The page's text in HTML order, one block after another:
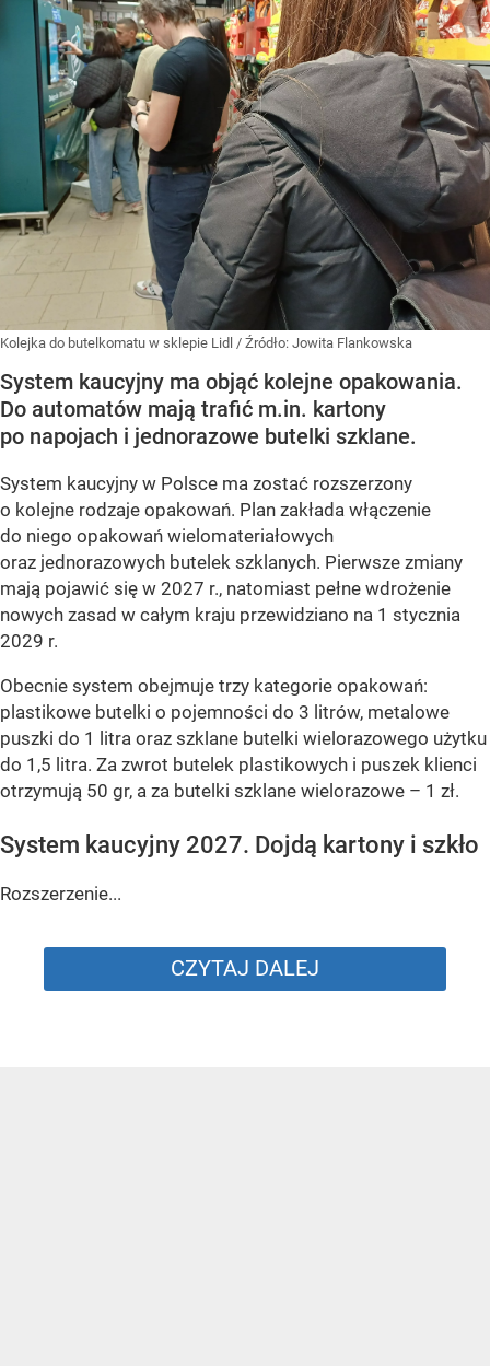
Kolejka do butelkomatu w sklepie Lidl / Źródło: Jowita Flankowska
System kaucyjny ma objąć kolejne opakowania.
Do automatów mają trafić m.in. kartony
po napojach i jednorazowe butelki szklane.
System kaucyjny w Polsce ma zostać rozszerzony
o kolejne rodzaje opakowań. Plan zakłada włączenie
do niego opakowań wielomateriałowych
oraz jednorazowych butelek szklanych. Pierwsze zmiany
mają pojawić się w 2027 r., natomiast pełne wdrożenie
nowych zasad w całym kraju przewidziano na 1 stycznia
2029 r.
Obecnie system obejmuje trzy kategorie opakowań:
plastikowe butelki o pojemności do 3 litrów, metalowe
puszki do 1 litra oraz szklane butelki wielorazowego użytku
do 1,5 litra. Za zwrot butelek plastikowych i puszek klienci
otrzymują 50 gr, a za butelki szklane wielorazowe – 1 zł.
System kaucyjny 2027. Dojdą kartony i szkło
Rozszerzenie...
CZYTAJ DALEJ